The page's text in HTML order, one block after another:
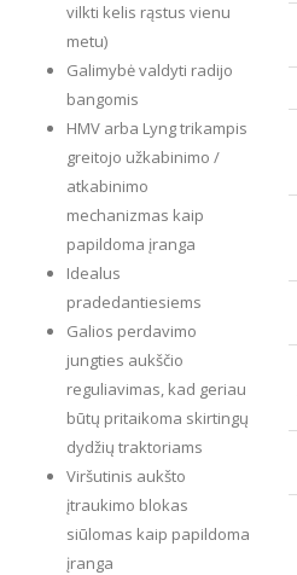
vilkti kelis rąstus vienu
metu)
Galimybė valdyti radijo
bangomis
HMV arba Lyng trikampis
greitojo užkabinimo /
atkabinimo
mechanizmas kaip
papildoma įranga
Idealus
pradedantiesiems
Galios perdavimo
jungties aukščio
reguliavimas, kad geriau
būtų pritaikoma skirtingų
dydžių traktoriams
Viršutinis aukšto
įtraukimo blokas
siūlomas kaip papildoma
įranga